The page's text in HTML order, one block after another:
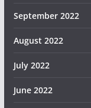
September 2022
August 2022
July 2022
June 2022